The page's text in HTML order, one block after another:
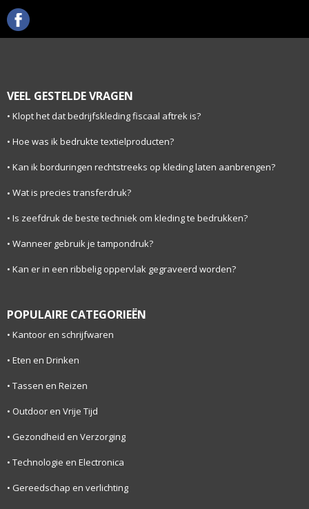
VEEL GESTELDE VRAGEN
Klopt het dat bedrijfskleding fiscaal aftrek is?
Hoe was ik bedrukte textielproducten?
Kan ik borduringen rechtstreeks op kleding laten aanbrengen?
Wat is precies transferdruk?
Is zeefdruk de beste techniek om kleding te bedrukken?
Wanneer gebruik je tampondruk?
Kan er in een ribbelig oppervlak gegraveerd worden?
POPULAIRE CATEGORIEËN
Kantoor en schrijfwaren
Eten en Drinken
Tassen en Reizen
Outdoor en Vrije Tijd
Gezondheid en Verzorging
Technologie en Electronica
Gereedschap en verlichting